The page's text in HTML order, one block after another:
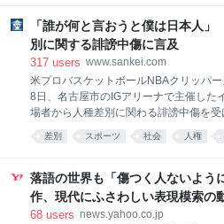
ニューヨーク、ロンドンの
研究者らが報告しました。 Testing the
validity of the work preference labor
evidence from a guaranteed income
Economics | Springer Nature Link
https://link.springer.com/article/10.1
「誰が何と言おうと僕は日本人
別に関する誹謗中傷に言及
317 users www.sankei.com
米プロバスケットボールNBAクリッパ
8日、名古屋市のIGアリーナで主催した
場者から人種差別に関わる誹謗中傷を受
日本代表として活動する理由の質問を受
本人であることをすごくプライドに思っ
村は西アフリカのベナン出身の父と日
つ。「日本で生まれ、日本で育って、
言語」と強調。「日本は本当に素晴らし
差別 スポーツ 社会 人権
落語の世界も「傷つく人ないよ
作、現代にふさわしい表現模索の
ン） - Yahoo!ニュース
68 users news.yahoo.co.jp